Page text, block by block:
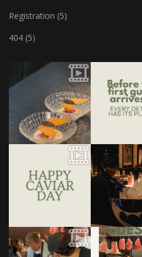
Registration (5)
404 (5)